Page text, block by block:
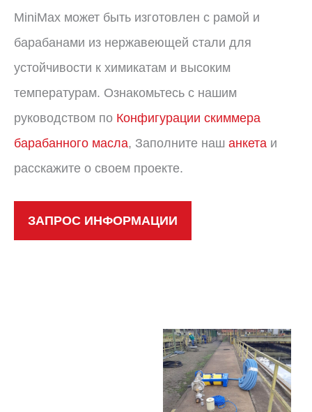
MiniMax может быть изготовлен с рамой и
барабанами из нержавеющей стали для
устойчивости к химикатам и высоким
температурам. Ознакомьтесь с нашим
руководством по Конфигурации скиммера
барабанного масла, Заполните наш анкета и
расскажите о своем проекте.
ЗАПРОС ИНФОРМАЦИИ